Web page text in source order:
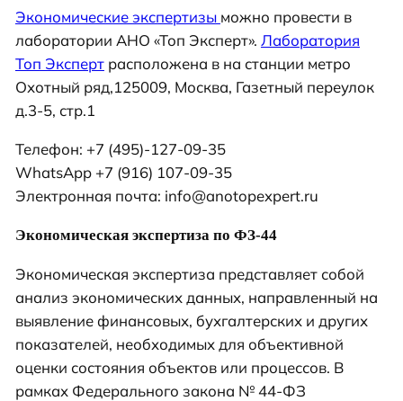
Экономические экспертизы можно провести в
лаборатории АНО «Топ Эксперт». Лаборатория
Топ Экспертрасположена в на станции метро
Охотный ряд,125009, Москва, Газетный переулок
д.3-5, стр.1
Телефон: +7 (495)-127-09-35
WhatsApp +7 (916) 107-09-35
Электронная почта: info@anotopexpert.ru
Экономическая экспертиза по ФЗ-44
Экономическая экспертиза представляет собой
анализ экономических данных, направленный на
выявление финансовых, бухгалтерских и других
показателей, необходимых для объективной
оценки состояния объектов или процессов. В
рамках Федерального закона № 44-ФЗ